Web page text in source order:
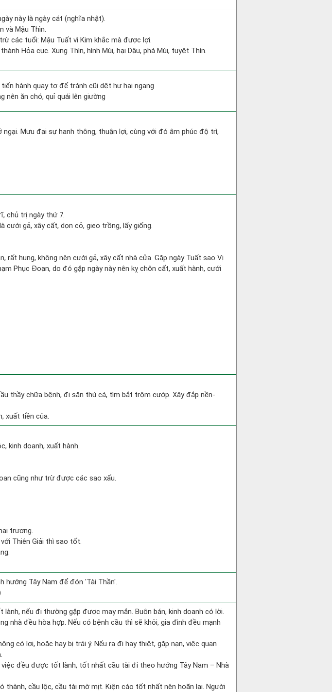
này là ngày cát (nghĩa nhật).
và Mậu Thìn.
các tuổi: Mậu Tuất vì Kim khắc mà được lợi.
Hỏa cục. Xung Thìn, hình Mùi, hại Dậu, phá Mùi, tuyệt Thìn.
hành quay tơ để tránh cũi dệt hư hại ngang
nên ăn chó, quỉ quái lên giường
Mưu đại sự hanh thông, thuận lợi, cùng với đó âm phúc độ trì,
chủ trị ngày thứ 7.
gả, xây cất, dọn cỏ, gieo trồng, lấy giống.
rất hung, không nên cưới gả, xây cất nhà cửa. Gặp ngày Tuất sao Vị
Phục Đoạn, do đó gặp ngày này nên kỵ chôn cất, xuất hành, cưới
thầy chữa bệnh, đi săn thú cá, tìm bắt trộm cướp. Xây đắp nền-
xuất tiền của.
kinh doanh, xuất hành.
cũng như trừ được các sao xấu.
trương.
Thiên Giải thì sao tốt.
hướng Tây Nam để đón 'Tài Thần'.
lành, nếu đi thường gặp được may mắn. Buôn bán, kinh doanh có lời.
nhà đều hòa hợp. Nếu có bệnh cầu thì sẽ khỏi, gia đình đều mạnh
có lợi, hoặc hay bị trái ý. Nếu ra đi hay thiệt, gặp nạn, việc quan
việc đều được tốt lành, tốt nhất cầu tài đi theo hướng Tây Nam – Nhà
thành, cầu lộc, cầu tài mờ mịt. Kiện cáo tốt nhất nên hoãn lại. Người